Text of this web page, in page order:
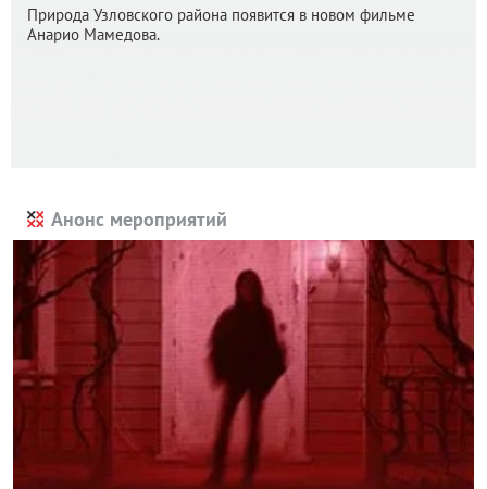
Природа Узловского района появится в новом фильме
Анарио Мамедова.
Анонс мероприятий